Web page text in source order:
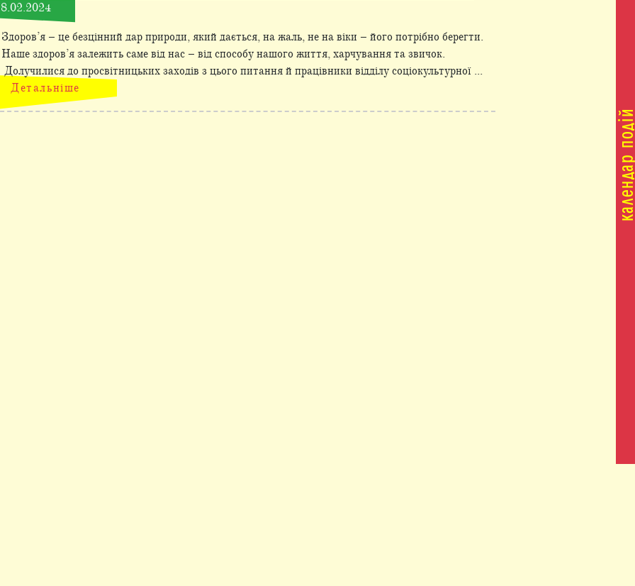
Здоров’я – це безцінний дар природи, який дається, на жаль, не на віки – його потрібно берегти.
Наше здоров’я залежить саме від нас – від способу нашого життя, харчування та звичок.
Долучилися до просвітницьких заходів з цього питання й працівники відділу соціокультурної ...
Детальніше